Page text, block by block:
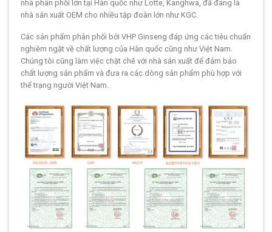
nhà phân phối lớn tại Hàn quốc như Lotte, Kanghwa, đã đang là
nhà sản xuất OEM cho nhiều tập đoàn lớn như KGC.
Các sản phẩm phân phối bởi VHP Ginseng đáp ứng các tiêu chuẩn
nghiêm ngặt về chất lượng của Hàn quốc cũng như Việt Nam.
Chúng tôi cũng làm việc chặt chẽ với nhà sản xuất để đảm bảo
chất lượng sản phẩm và đưa ra các dòng sản phẩm phù hợp với
thể trạng người Việt Nam.